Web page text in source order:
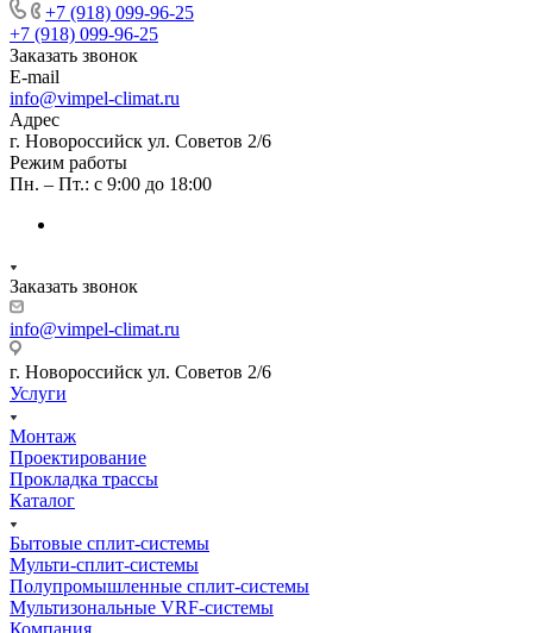
+7 (918) 099-96-25
+7 (918) 099-96-25
Заказать звонок
E-mail
info@vimpel-climat.ru
Адрес
г. Новороссийск ул. Советов 2/6
Режим работы
Пн. – Пт.: с 9:00 до 18:00
Заказать звонок
info@vimpel-climat.ru
г. Новороссийск ул. Советов 2/6
Услуги
Монтаж
Проектирование
Прокладка трассы
Каталог
Бытовые сплит-системы
Мульти-сплит-системы
Полупромышленные сплит-системы
Мультизональные VRF-системы
Компания